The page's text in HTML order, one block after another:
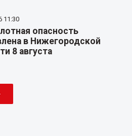
11:30
опасность
в Нижегородской
8 августа